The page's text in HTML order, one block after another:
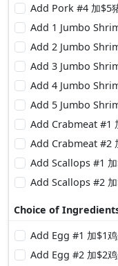
Add Pork #4 加$5
Add 1 Jumbo
Add 2 Jumbo
Add 3 Jumbo
Add 4 Jumbo
Add 5 Jumbo
Add Crabmeat #1
Add Crabmeat #2
Add Scallops #1 加
Add Scallops #2 加
Choice of
Add Egg #1 加$1
Add Egg #2 加$2